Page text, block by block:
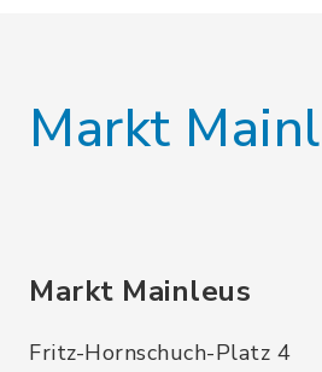
Markt
Markt Mainleus
Fritz-Hornschuch-Platz 4